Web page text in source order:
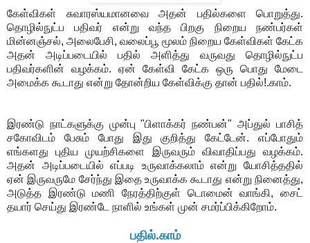
கேள்விகள் சுவாரஸ்யமானவை அதன் பதில்களை பொறுத்து.
தொழில்நுட்ப பதிவர் என்று வந்த பிறகு நிறைய நண்பர்கள்
மின்னஞ்சல், அலைபேசி, வலைப்பூ மூலம் நிறைய கேள்விகள் கேட்க
அதன் அடிப்படையில் பதில் அளித்து வருவது தொழில்நுட்ப
பதிவர்களின் வழக்கம். ஏன் கேள்வி கேட்க ஒரு பொது மேடை
அமைக்க கூடாது என்று தோன்றிய கேள்விக்கு தான் பதில்!.காம்.
இரண்டு நாட்களுக்கு முன்பு "பிளாக்கர் நண்பன்" அப்துல் பாசித்
சகோவிடம் பேசும் போது இது குறித்து கேட்டேன். எப்போதும்
எங்களது புதிய முயற்சிகளை இருவரும் விவாதிப்பது வழக்கம்.
அதன் அடிப்படையில் எப்படி உருவாக்கலாம் என்று யோசித்ததில்
ஏன் இருவருமே சேர்ந்து இதை உருவாக்க கூடாது என்று நினைத்து,
அடுத்த இரண்டு மணி நேரத்திற்குள் டொமைன் வாங்கி, சைட்
தயார் செய்து இரண்டே நாளில் உங்கள் முன் சமர்ப்பிக்கிறோம்.
பதில்.காம்